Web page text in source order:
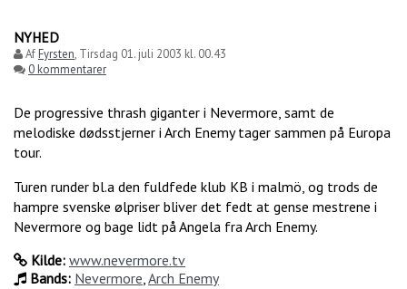
NYHED
AfFyrsten, Tirsdag 01. juli 2003 kl. 00.43
0 kommentarer
De progressive thrash giganter i Nevermore, samt de
melodiske dødsstjerner i Arch Enemy tager sammen på Europa
tour.
Turen runder bl.a den fuldfede klub KB i malmö, og trods de
hampre svenske ølpriser bliver det fedt at gense mestrene i
Nevermore og bage lidt på Angela fra Arch Enemy.
Kilde: www.nevermore.tv
Bands: Nevermore,Arch Enemy